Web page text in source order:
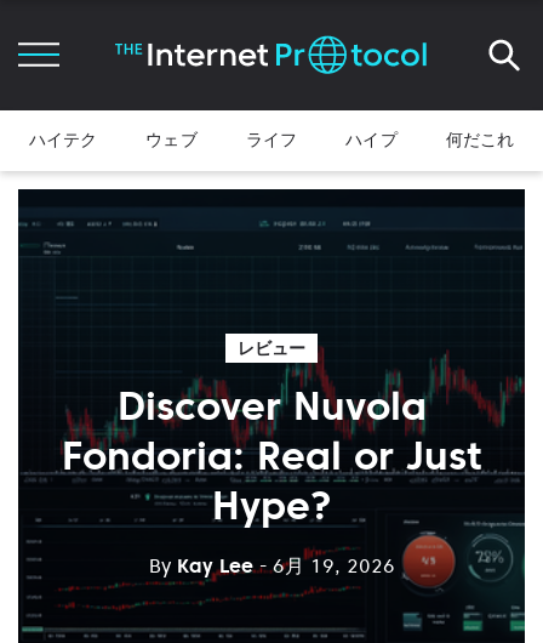
ハイテク ウェブ ライフ ハイプ 何だこれ
レビュー
Discover Nuvola
Fondoria: Real or Just
Hype?
By Kay Lee - 6月 19, 2026